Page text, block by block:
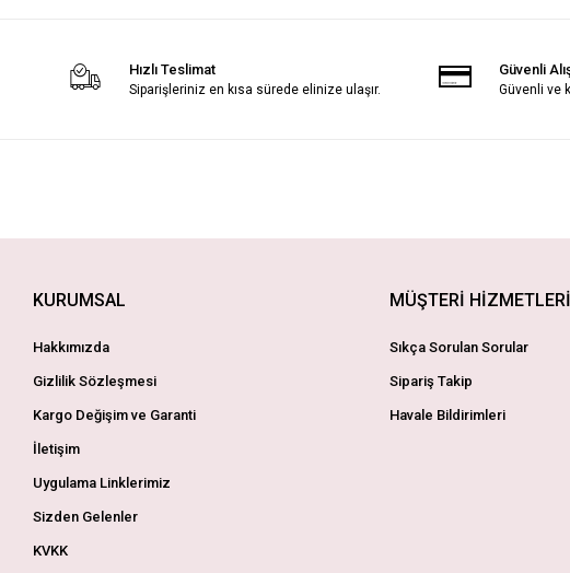
Hızlı Teslimat
Siparişleriniz en kısa sürede elinize ulaşır.
Güvenli
Güvenli ve
KURUMSAL
Hakkımızda
Gizlilik Sözleşmesi
Kargo Değişim ve Garanti
İletişim
Uygulama Linklerimiz
Sizden Gelenler
KVKK
MÜŞTERİ HİZMETLERİ
Sıkça Sorulan Sorular
Sipariş Takip
Havale Bildirimleri